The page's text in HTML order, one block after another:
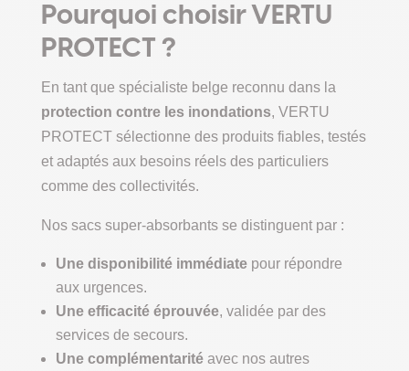
Pourquoi choisir VERTU
PROTECT ?
En tant que spécialiste belge reconnu dans la
protection contre les inondations, VERTU
PROTECT sélectionne des produits fiables, testés
et adaptés aux besoins réels des particuliers
comme des collectivités.
Nos sacs super-absorbants se distinguent par :
Une disponibilité immédiatepour répondre
aux urgences.
Une efficacité éprouvée, validée par des
services de secours.
Une complémentaritéavec nos autres